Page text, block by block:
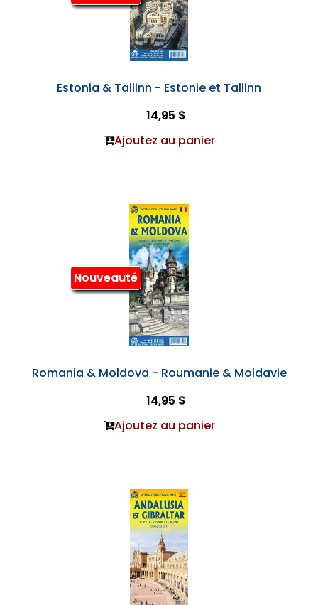
Estonia & Tallinn - Estonie et Tallinn
14,95 $
Ajoutez au panier
Nouveauté
Romania & Moldova - Roumanie & Moldavie
14,95 $
Ajoutez au panier